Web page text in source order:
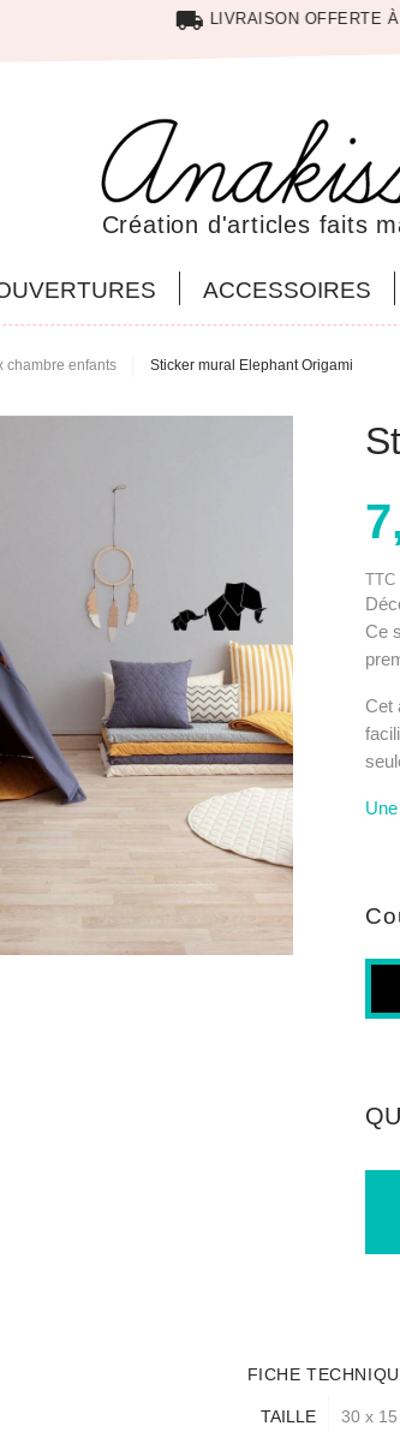
local_shipping LIVRAISON OFFERTE À
Création d'articles faits
ACCESSOIRES
chambre enfants Sticker mural Elephant Origami
TTC
Ce
Cet
FICHE
TAILLE 30 x